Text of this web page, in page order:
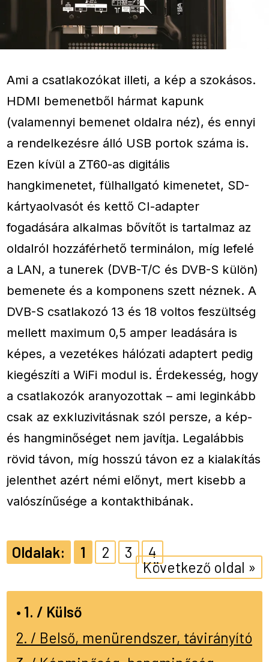
Ami a csatlakozókat illeti, a kép a szokásos.
HDMI bemenetből hármat kapunk
(valamennyi bemenet oldalra néz), és ennyi
a rendelkezésre álló USB portok száma is.
Ezen kívül a ZT60-as digitális
hangkimenetet, fülhallgató kimenetet, SD-
kártyaolvasót és kettő CI-adapter
fogadására alkalmas bővítőt is tartalmaz az
oldalról hozzáférhető terminálon, míg lefelé
a LAN, a tunerek (DVB-T/C és DVB-S külön)
bemenete és a komponens szett néznek. A
DVB-S csatlakozó 13 és 18 voltos feszültség
mellett maximum 0,5 amper leadására is
képes, a vezetékes hálózati adaptert pedig
kiegészíti a WiFi modul is. Érdekesség, hogy
a csatlakozók aranyozottak – ami leginkább
csak az exkluzivitásnak szól persze, a kép-
és hangminőséget nem javítja. Legalábbis
rövid távon, míg hosszú távon ez a kialakítás
jelenthet azért némi előnyt, mert kisebb a
valószínűsége a kontakthibának.
1 2 3
4
Következő oldal »
1. / Külső
2. / Belső, menürendszer, távirányító